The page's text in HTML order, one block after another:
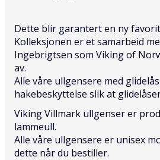
Dette blir garantert en ny
Kolleksjonen er et samarbeid
Ingebrigtsen som Viking of
av.
Alle våre ullgensere med
hakebeskyttelse slik at
Viking Villmark ullgenser er
lammeull.
Alle våre ullgensere er unisex
dette når du bestiller.